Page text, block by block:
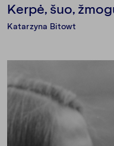
Kerpė, šuo,
Katarzyna Bitowt